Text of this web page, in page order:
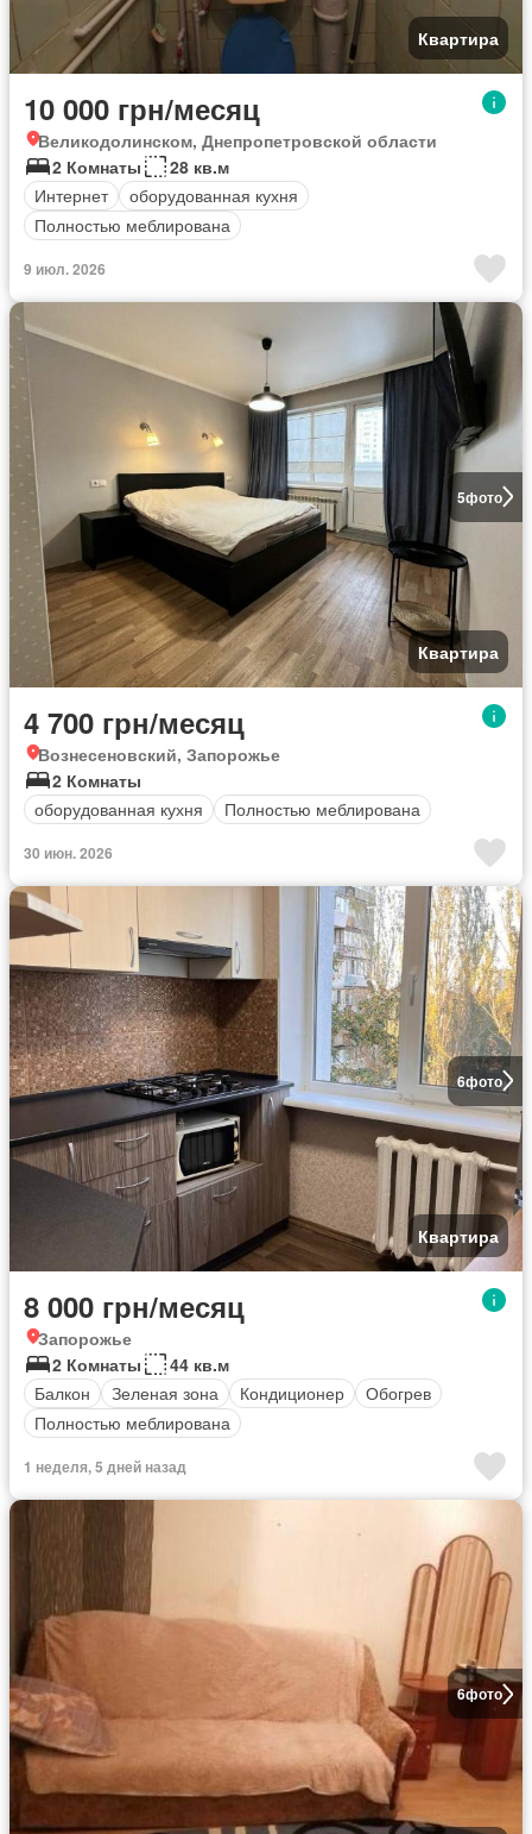
Квартира
10 000 грн/месяц
Великодолинском, Днепропетровской области
2 Комнаты
28 кв.м
Интернет
оборудованная кухня
Полностью меблирована
9 июл. 2026
5фото
Квартира
4 700 грн/месяц
Вознесеновский, Запорожье
2 Комнаты
оборудованная кухня
Полностью меблирована
30 июн. 2026
6фото
Квартира
8 000 грн/месяц
Запорожье
2 Комнаты
44 кв.м
Балкон
Зеленая зона Кондиционер
Обогрев
Полностью меблирована
1 неделя, 5 дней назад
6фото